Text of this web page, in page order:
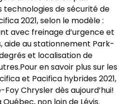
technologies de sécurité de
2021, selon le modèle :
avec freinage d’urgence et
aide au stationnement Park-
et localisation de
en savoir plus sur les
et Pacifica hybrides 2021,
Chrysler dès aujourd’hui!
non loin de Lévis.